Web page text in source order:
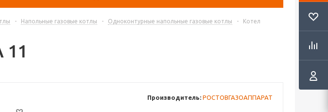
- Напольные газовые котлы - Одноконтурные напольные газовые котлы -
Котел
11
Производитель: РОСТОВГАЗОАППАРАТ